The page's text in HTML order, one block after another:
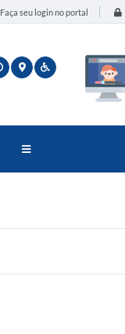
Faça seu login no portal